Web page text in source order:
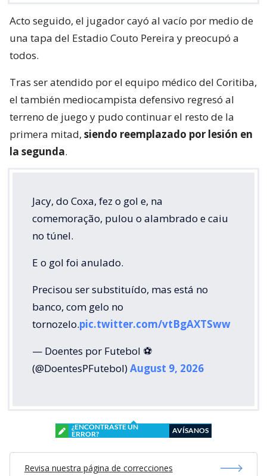
Acto seguido, el jugador cayó al vacío por medio de
una tapa del Estadio Couto Pereira y preocupó a
todos.
Tras ser atendido por el equipo médico del Coritiba,
el también mediocampista defensivo regresó al
terreno de juego y pudo continuar el resto de la
primera mitad, siendo reemplazado por lesión en
la segunda.
Jacy, do Coxa, fez o gol e, na
comemoração, pulou o alambrado e caiu
no túnel.
E o gol foi anulado.
Precisou ser substituído, mas está no
banco, com gelo no
tornozelo.pic.twitter.com/vtBgAXTSww
— Doentes por Futebol ⚽
(@DoentesPFutebol)August 9, 2026
¿ENCONTRASTE UN
ERROR?
AVÍSANOS
Revisa nuestra página de correcciones